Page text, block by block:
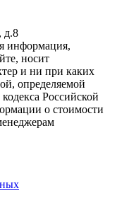
д.8
информация,
носит
и ни при каких
определяемой
Российской
о стоимости